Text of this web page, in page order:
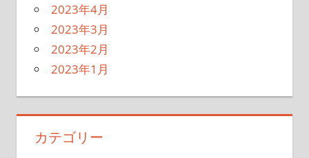
2023年4月
2023年3月
2023年2月
2023年1月
カテゴリー